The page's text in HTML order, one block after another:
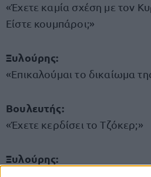
«Έχετε καμία σχέση με τον
Είστε κουμπάροι;»
Ξυλούρης:
«Επικαλούμαι το δικαίωμα
Βουλευτής:
«Έχετε κερδίσει το Τζόκερ;»
Ξυλούρης: